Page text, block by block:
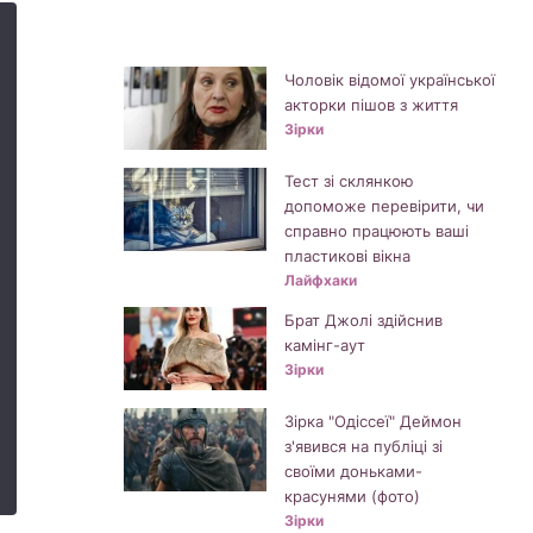
Чоловік відомої української
акторки пішов з життя
Зірки
Тест зі склянкою
допоможе перевірити, чи
справно працюють ваші
пластикові вікна
Лайфхаки
Брат Джолі здійснив
камінг-аут
Зірки
Зірка "Одіссеї" Деймон
з'явився на публіці зі
своїми доньками-
красунями (фото)
Зірки